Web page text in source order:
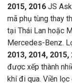
2015, 2016 JS
mã phụ tùng thay
tại Thái Lan hoặc
Mercedes-Benz.
2013, 2014,
được xếp thành
khí đi qua. Viền